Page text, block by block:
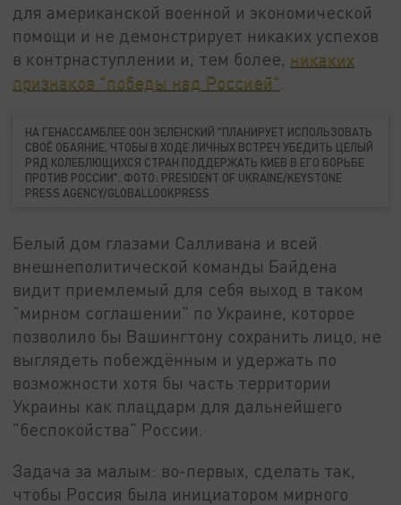
для американской военной и экономической
помощи и не демонстрирует никаких успехов
в контрнаступлении и, тем более, никаких
признаков "победы над Россией"
НА ГЕНАССАМБЛЕЕ ООН ЗЕЛЕНСКИЙ "ПЛАНИРУЕТ ИСПОЛЬЗОВАТЬ
СВОЁ ОБАЯНИЕ, ЧТОБЫ В ХОДЕ ЛИЧНЫХ ВСТРЕЧ УБЕДИТЬ ЦЕЛЫЙ
РЯД КОЛЕБЛЮЩИХСЯ СТРАН ПОДДЕРЖАТЬ КИЕВ В ЕГО БОРЬБЕ
ПРОТИВ РОССИИ". ФОТО: PRESIDENT OF UKRAINE/KEYSTONE
PRESS AGENCY/GLOBALLOOKPRESS
Белый дом глазами Салливана и всей
внешнеполитической команды Байдена
видит приемлемый для себя выход в таком
"мирном соглашении" по Украине, которое
позволило бы Вашингтону сохранить лицо, не
выглядеть побеждённым и удержать по
возможности хотя бы часть территории
Украины как плацдарм для дальнейшего
"беспокойства" России.
Задача за малым: во-первых, сделать так,
чтобы Россия была инициатором мирного